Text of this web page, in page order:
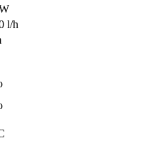
l/h